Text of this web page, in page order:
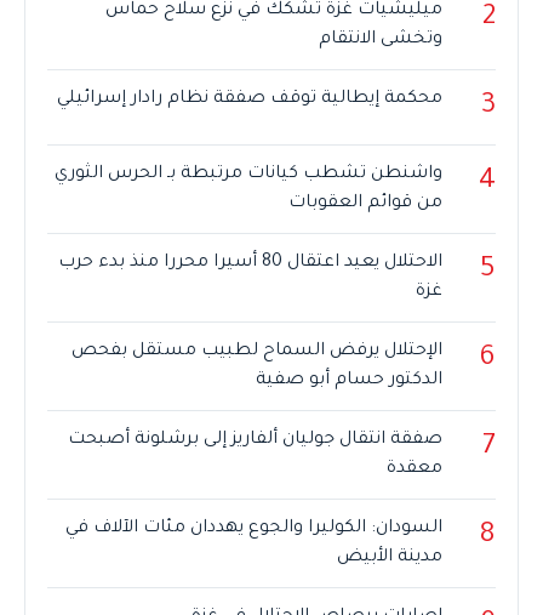
2
ميليشيات غزة تشكك في نزع سلاح حماس
وتخشى الانتقام
3 محكمة إيطالية توقف صفقة نظام رادار إسرائيلي
4
واشنطن تشطب كيانات مرتبطة بـ الحرس الثوري
من قوائم العقوبات
5
الاحتلال يعيد اعتقال 80 أسيرا محررا منذ بدء حرب
غزة
6
الإحتلال يرفض السماح لطبيب مستقل بفحص
الدكتور حسام أبو صفية
7
صفقة انتقال جوليان ألفاريز إلى برشلونة أصبحت
معقدة
8
السودان: الكوليرا والجوع يهددان مئات الآلاف في
مدينة الأبيض